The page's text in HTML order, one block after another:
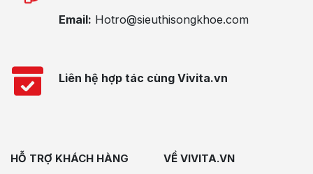
Email: Hotro@sieuthisongkhoe.com
Liên hệ hợp tác cùng Vivita.vn
HỖ TRỢ KHÁCH HÀNG VỀ VIVITA.VN